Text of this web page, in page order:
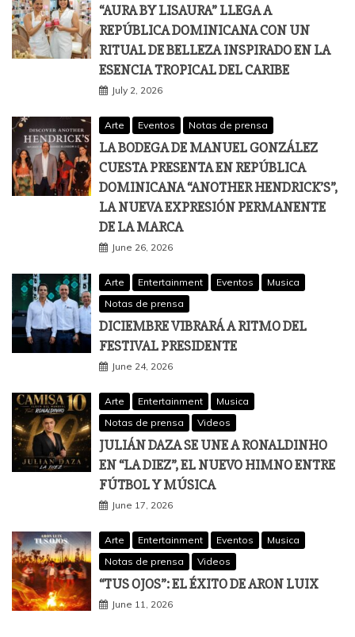
“AURA BY LISAURA” LLEGA A
REPÚBLICA DOMINICANA CON UN
RITUAL DE BELLEZA INSPIRADO EN LA
ESENCIA TROPICAL DEL CARIBE
July 2, 2026
Arte Eventos Notas de prensa
LA BODEGA DE MANUEL GONZÁLEZ
CUESTA PRESENTA EN REPÚBLICA
DOMINICANA “ANOTHER HENDRICK’S”,
LA NUEVA EXPRESIÓN PERMANENTE
DE LA MARCA
June 26, 2026
Arte Entertainment Eventos
Musica
Notas de prensa
DICIEMBRE VIBRARÁ A RITMO DEL
FESTIVAL PRESIDENTE
June 24, 2026
Arte Entertainment
Musica
Notas de prensa
Videos
JULIÁN DAZA SE UNE A RONALDINHO
EN “LA DIEZ”, EL NUEVO HIMNO ENTRE
FÚTBOL Y MÚSICA
June 17, 2026
Arte Entertainment Eventos
Musica
Notas de prensa
Videos
“TUS OJOS”: EL ÉXITO DE ARON LUIX
June 11, 2026